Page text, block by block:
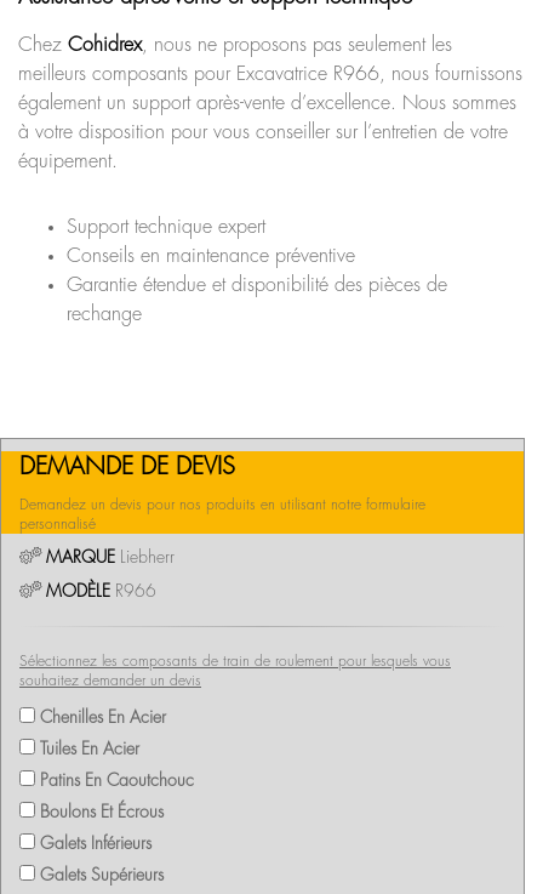
Chez Cohidrex, nous ne proposons pas seulement les
meilleurs composants pour Excavatrice R966, nous fournissons
également un support après-vente d’excellence. Nous sommes
à votre disposition pour vous conseiller sur l’entretien de votre
équipement.
Support technique expert
Conseils en maintenance préventive
Garantie étendue et disponibilité des pièces de
rechange
DEMANDE DE DEVIS
Demandez un devis pour nos produits en utilisant notre formulaire
personnalisé
MARQUE Liebherr
MODÈLE R966
Sélectionnez les composants de train de roulement pour lesquels vous
souhaitez demander un devis
Chenilles En Acier
Tuiles En Acier
Patins En Caoutchouc
Boulons Et Écrous
Galets Inférieurs
Galets Supérieurs